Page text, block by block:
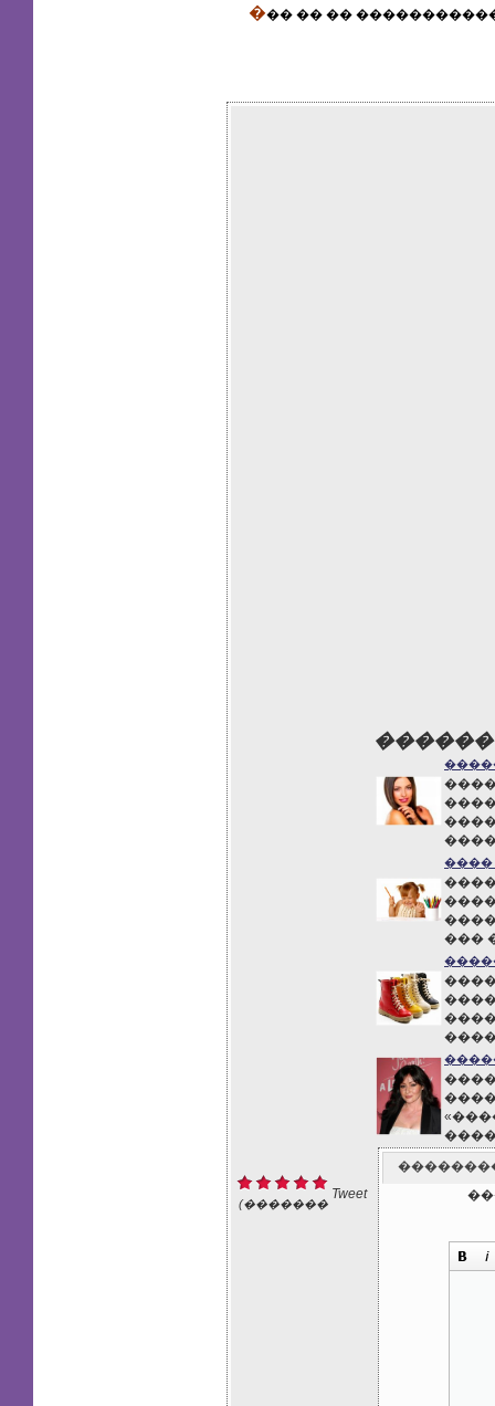
��� �� ��
(�������
Tweet
����
���